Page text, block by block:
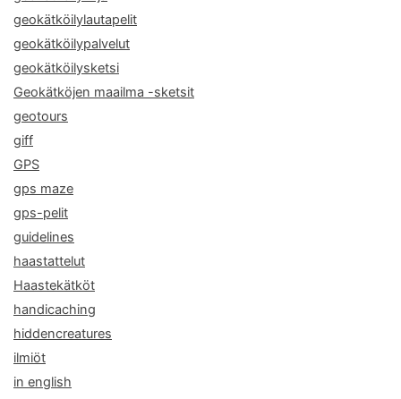
geokätköilylautapelit
geokätköilypalvelut
geokätköilysketsi
Geokätköjen maailma -sketsit
geotours
giff
GPS
gps maze
gps-pelit
guidelines
haastattelut
Haastekätköt
handicaching
hiddencreatures
ilmiöt
in english